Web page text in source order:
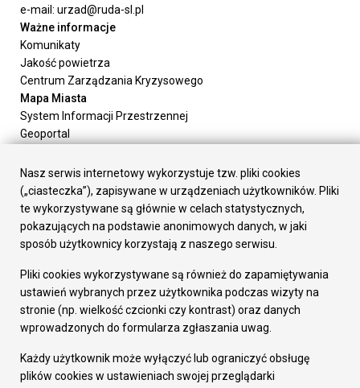
e-mail: urzad@ruda-sl.pl
Ważne informacje
Komunikaty
Jakość powietrza
Centrum Zarządzania Kryzysowego
Mapa Miasta
System Informacji Przestrzennej
Geoportal
Załatw sprawę
Prezydent Miasta
Rada Miasta
Wydziały
Elektroniczna Skrzynka Podawcza
Gospodarka
Fundusze europejskie
Środki krajowe
Oferty inwestycyjne
Pozostałe
Deklaracja dostępności
Nasz serwis internetowy wykorzystuje tzw. pliki cookies
(„ciasteczka”), zapisywane w urządzeniach użytkowników. Pliki
te wykorzystywane są głównie w celach statystycznych,
pokazujących na podstawie anonimowych danych, w jaki
sposób użytkownicy korzystają z naszego serwisu.
Pliki cookies wykorzystywane są również do zapamiętywania
ustawień wybranych przez użytkownika podczas wizyty na
stronie (np. wielkość czcionki czy kontrast) oraz danych
wprowadzonych do formularza zgłaszania uwag.
Każdy użytkownik może wyłączyć lub ograniczyć obsługę
plików cookies w ustawieniach swojej przeglądarki